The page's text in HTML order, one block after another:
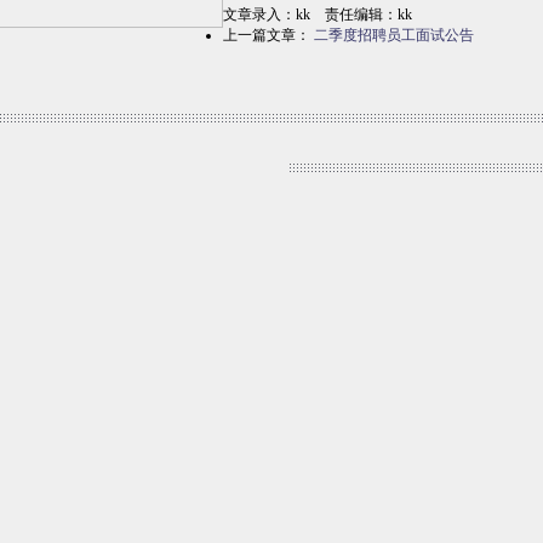
文章录入：kk 责任编辑：kk
上一篇文章： 二季度招聘员工面试公告